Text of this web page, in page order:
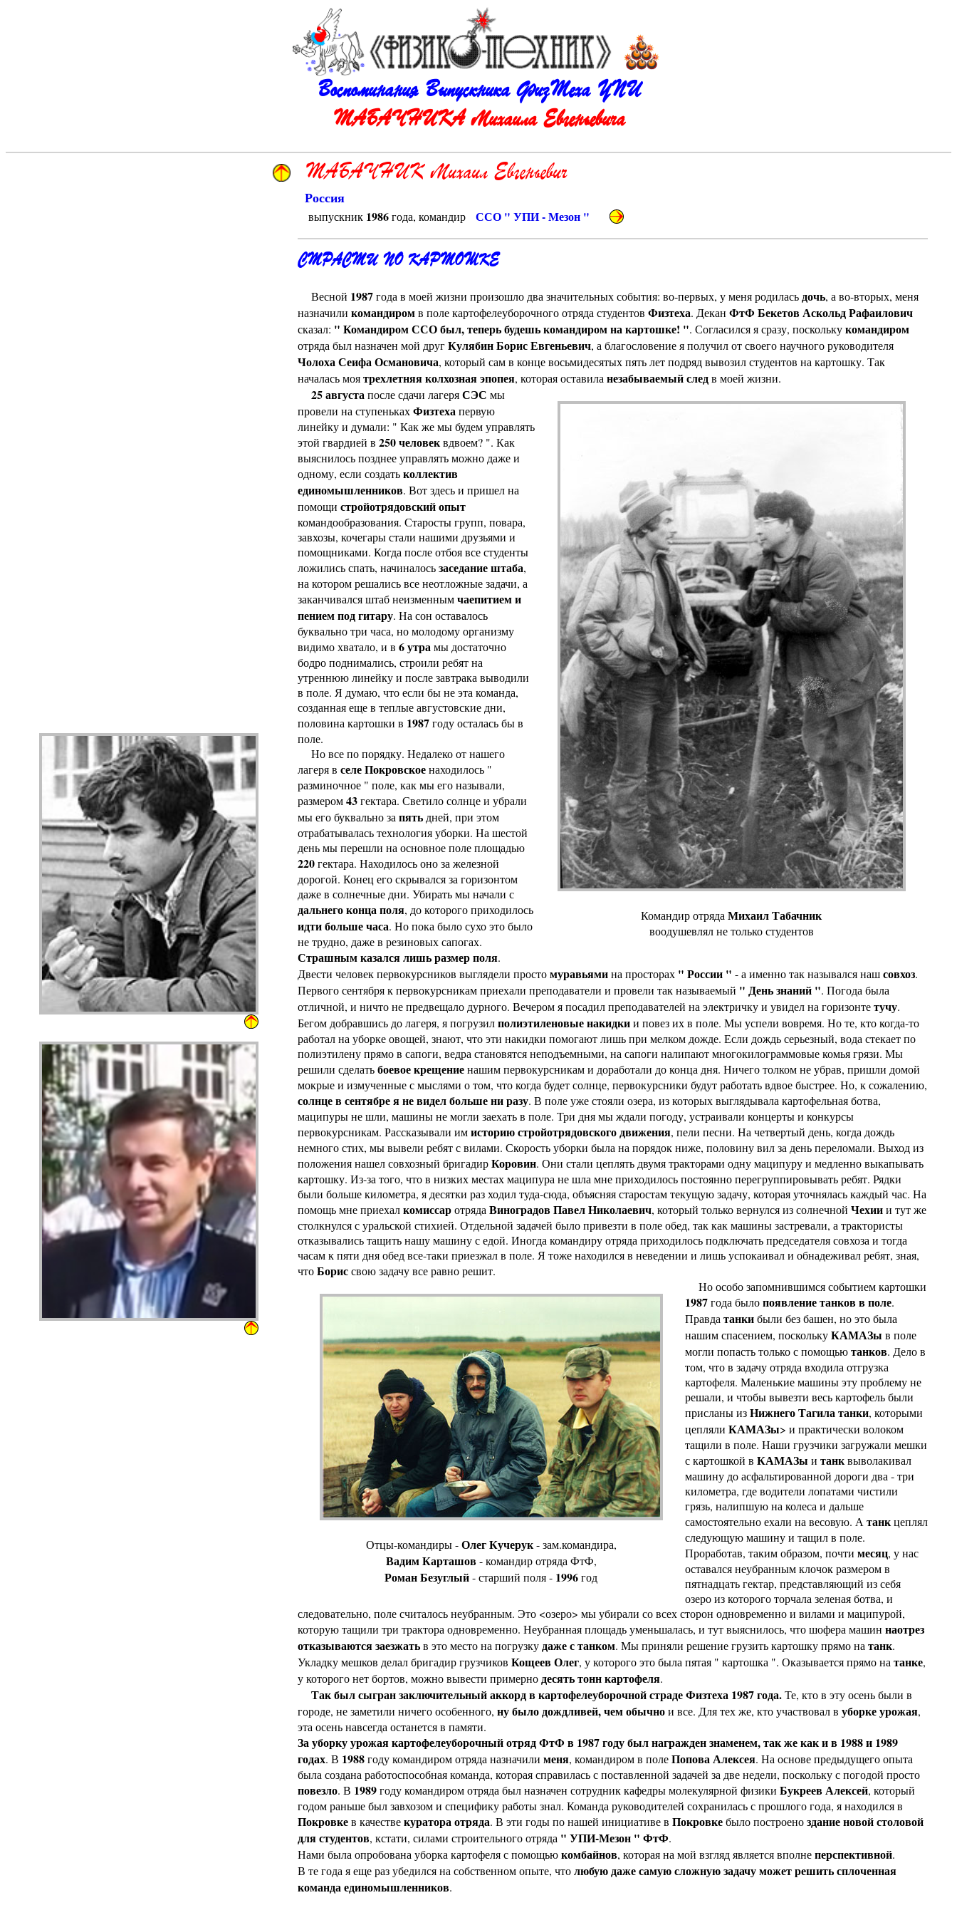
Воспоминания Выпускника ФизТеха УПИ
ТАБАЧНИКА Михаила Евгеньевича
ТАБАЧНИК Михаил Евгеньевич
Россия
выпускник 1986года, командир ССО " УПИ - Мезон "
СТРАСТИ ПО КАРТОШКЕ
Весной 1987года в моей жизни произошло два значительных события: во-первых, у меня родиласьдочь, а во-вторых, меня
назначили командиромв поле картофелеуборочного отряда студентов Физтеха. Декан ФтФ Бекетов Аскольд Рафаилович
сказал: " Командиром ССО был, теперь будешь командиром на картошке! ". Согласился я сразу, посколькукомандиром
отряда был назначен мой другКулябин Борис Евгеньевич, а благословение я получил от своего научного руководителя
Чолоха Сеифа Османовича, который сам в конце восьмидесятых пять лет подряд вывозил студентов на картошку. Так
началась моятрехлетняя колхозная эпопея, которая оставила незабываемый следв моей жизни.
Командир отряда Михаил Табачник
воодушевлял не только студентов
25 августа после сдачи лагеряСЭС мы
провели на ступенькахФизтеха первую
линейку и думали: " Как же мы будем управлять
этой гвардией в 250 человеквдвоем? ". Как
выяснилось позднее управлять можно даже и
одному, если создатьколлектив
единомышленников. Вот здесь и пришел на
помощи стройотрядовский опыт
командообразования. Старосты групп, повара,
завхозы, кочегары стали нашими друзьями и
помощниками. Когда после отбоя все студенты
ложились спать, начиналосьзаседание штаба,
на котором решались все неотложные задачи, а
заканчивался штаб неизменнымчаепитием и
пением под гитару. На сон оставалось
буквально три часа, но молодому организму
видимо хватало, и в 6 утра мы достаточно
бодро поднимались, строили ребят на
утреннюю линейку и после завтрака выводили
в поле. Я думаю, что если бы не эта команда,
созданная еще в теплые августовские дни,
половина картошки в 1987году осталась бы в
поле.
Но все по порядку. Недалеко от нашего
лагеря в селе Покровскоенаходилось "
разминочное " поле, как мы его называли,
размером43гектара. Светило солнце и убрали
мы его буквально за пятьдней, при этом
отрабатывалась технология уборки. На шестой
день мы перешли на основное поле площадью
220гектара. Находилось оно за железной
дорогой. Конец его скрывался за горизонтом
даже в солнечные дни. Убирать мы начали с
дальнего конца поля, до которого приходилось
идти больше часа. Но пока было сухо это было
не трудно, даже в резиновых сапогах.
Страшным казался лишь размер поля.
Двести человек первокурсников выглядели простомуравьямина просторах " России " - а именно так назывался нашсовхоз.
Первого сентября к первокурсникам приехали преподаватели и провели так называемый " День знаний ". Погода была
отличной, и ничто не предвещало дурного. Вечером я посадил преподавателей на электричку и увидел на горизонтетучу.
Бегом добравшись до лагеря, я погрузилполиэтиленовые накидкии повез их в поле. Мы успели вовремя. Но те, кто когда-то
работал на уборке овощей, знают, что эти накидки помогают лишь при мелком дожде. Если дождь серьезный, вода стекает по
полиэтилену прямо в сапоги, ведра становятся неподъемными, на сапоги налипают многокилограммовые комья грязи. Мы
решили сделатьбоевое крещениенашим первокурсникам и доработали до конца дня. Ничего толком не убрав, пришли домой
мокрые и измученные с мыслями о том, что когда будет солнце, первокурсники будут работать вдвое быстрее. Но, к сожалению,
солнце в сентябре я не видел больше ни разу. В поле уже стояли озера, из которых выглядывала картофельная ботва,
маципуры не шли, машины не могли заехать в поле. Три дня мы ждали погоду, устраивали концерты и конкурсы
первокурсникам. Рассказывали имисторию стройотрядовского движения, пели песни. На четвертый день, когда дождь
немного стих, мы вывели ребят с вилами. Скорость уборки была на порядок ниже, половину вил за день переломали. Выход из
положения нашел совхозный бригадирКоровин. Они стали цеплять двумя тракторами одну маципуру и медленно выкапывать
картошку. Из-за того, что в низких местах маципура не шла мне приходилось постоянно перегруппировывать ребят. Рядки
были больше километра, я десятки раз ходил туда-сюда, объясняя старостам текущую задачу, которая уточнялась каждый час. На
помощь мне приехалкомиссаротряда Виноградов Павел Николаевич, который только вернулся из солнечной Чехиии тут же
столкнулся с уральской стихией. Отдельной задачей было привезти в поле обед, так как машины застревали, а трактористы
отказывались тащить нашу машину с едой. Иногда командиру отряда приходилось подключать председателя совхоза и тогда
часам к пяти дня обед все-таки приезжал в поле. Я тоже находился в неведении и лишь успокаивал и обнадеживал ребят, зная,
чтоБориссвою задачу все равно решит.
Отцы-командиры -Олег Кучерук- зам.командира,
Вадим Карташов- командир отряда ФтФ,
Роман Безуглый- старший поля - 1996год
Но особо запомнившимся событием картошки
1987года былопоявление танков в поле.
Правда танкибыли без башен, но это была
нашим спасением, посколькуКАМАЗы в поле
могли попасть только с помощьютанков. Дело в
том, что в задачу отряда входила отгрузка
картофеля. Маленькие машины эту проблему не
решали, и чтобы вывезти весь картофель были
присланы изНижнего Тагила танки, которыми
цепляли КАМАЗы> и практически волоком
тащили в поле. Наши грузчики загружали мешки
с картошкой в КАМАЗы и танквыволакивал
машину до асфальтированной дороги два - три
километра, где водители лопатами чистили
грязь, налипшую на колеса и дальше
самостоятельно ехали на весовую. А танкцеплял
следующую машину и тащил в поле.
Проработав, таким образом, почти месяц, у нас
оставался неубранным клочок размером в
пятнадцать гектар, представляющий из себя
озеро из которого торчала зеленая ботва, и
следовательно, поле считалось неубранным. Это <озеро> мы убирали со всех сторон одновременно и вилами и маципурой,
которую тащили три трактора одновременно. Неубранная площадь уменьшалась, и тут выяснилось, что шофера машин наотрез
отказываются заезжатьв это место на погрузкудаже с танком. Мы приняли решение грузить картошку прямо на танк.
Укладку мешков делал бригадир грузчиков Кощеев Олег, у которого это была пятая " картошка ". Оказывается прямо на танке,
у которого нет бортов, можно вывести примернодесять тонн картофеля.
Так был сыгран заключительный аккорд в картофелеуборочной страде Физтеха 1987 года.Те, кто в эту осень были в
городе, не заметили ничего особенного, ну было дождливей, чем обычнои все. Для тех же, кто участвовал в уборке урожая,
эта осень навсегда останется в памяти.
За уборку урожая картофелеуборочный отряд ФтФ в 1987 году был награжден знаменем, так же как и в 1988 и 1989
годах. В 1988году командиром отряда назначили меня, командиром в полеПопова Алексея. На основе предыдущего опыта
была создана работоспособная команда, которая справилась с поставленной задачей за две недели, поскольку с погодой просто
повезло. В 1989году командиром отряда был назначен сотрудник кафедры молекулярной физики Букреев Алексей, который
годом раньше был завхозом и специфику работы знал. Команда руководителей сохранилась с прошлого года, я находился в
Покровкев качествекуратора отряда. В эти годы по нашей инициативе в Покровкебыло построеноздание новой столовой
для студентов, кстати, силами строительного отряда " УПИ-Мезон " ФтФ.
Нами была опробована уборка картофеля с помощьюкомбайнов, которая на мой взгляд является вполнеперспективной.
В те года я еще раз убедился на собственном опыте, чтолюбую даже самую сложную задачу может решить сплоченная
команда единомышленников.